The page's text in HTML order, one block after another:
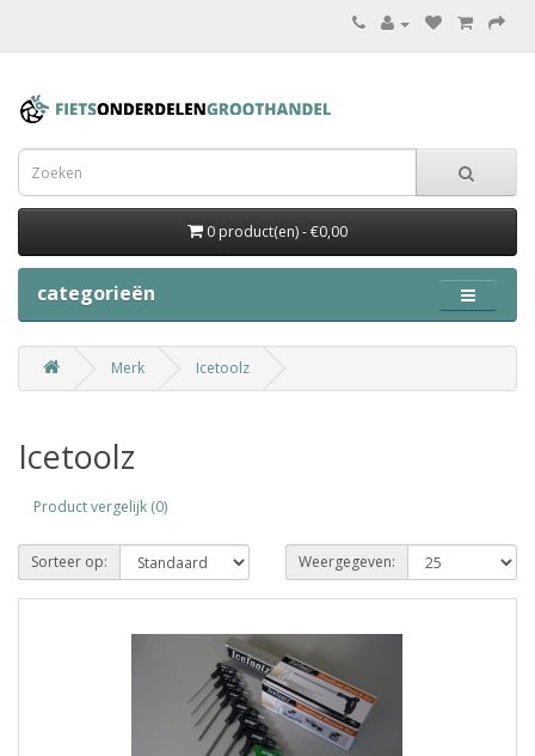
0 product(en) - €0,00
categorieën
Merk Icetoolz
Icetoolz
Product vergelijk (0)
Sorteer op: Weergegeven: